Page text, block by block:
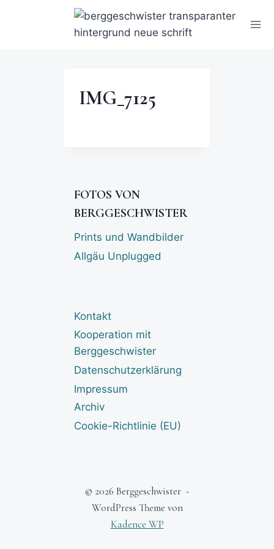
IMG_7125
FOTOS VON
BERGGESCHWISTER
Prints und Wandbilder
Allgäu Unplugged
Kontakt
Kooperation mit
Berggeschwister
Datenschutzerklärung
Impressum
Archiv
Cookie-Richtlinie (EU)
© 2026 Berggeschwister -
WordPress Theme von
Kadence WP